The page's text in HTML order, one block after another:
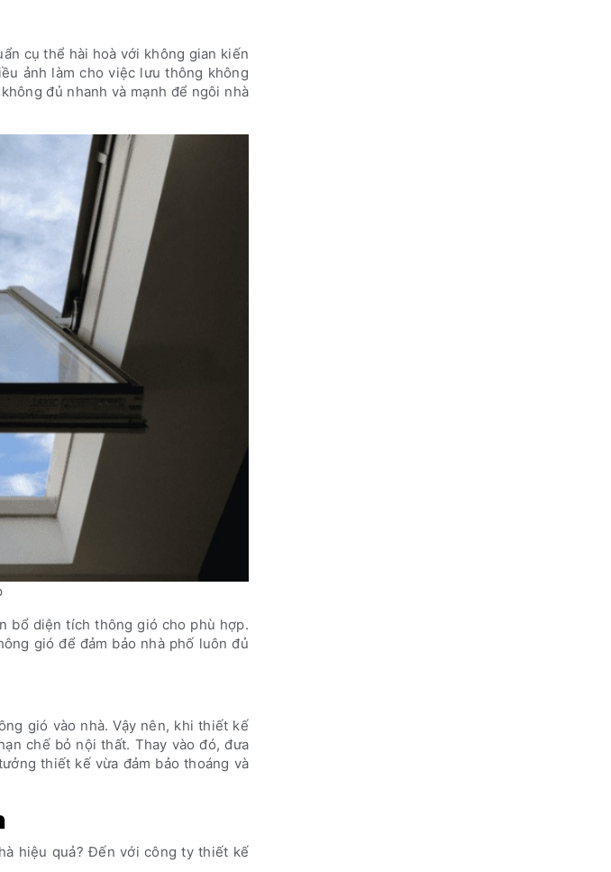
cụ thể hài hoà với không gian kiến
ảnh làm cho việc lưu thông không
đủ nhanh và mạnh để ngôi nhà
bổ diện tích thông gió cho phù hợp.
gió để đảm bảo nhà phố luôn đủ
gió vào nhà. Vậy nên, khi thiết kế
chế bỏ nội thất. Thay vào đó, đưa
thiết kế vừa đảm bảo thoáng và
hiệu quả? Đến với công ty thiết kế